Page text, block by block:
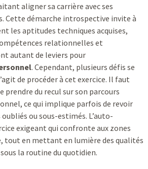
aligner sa carrière avec ses
Cette démarche introspective invite à
les aptitudes techniques acquises,
relationnelles et
autant de leviers pour
. Cependant, plusieurs défis se
de procéder à cet exercice. Il faut
prendre du recul sur son parcours
ce qui implique parfois de revoir
ou sous-estimés. L’auto-
exigeant qui confronte aux zones
tout en mettant en lumière des qualités
la routine du quotidien.